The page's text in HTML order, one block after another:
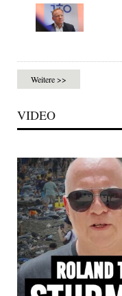
Weitere >>
VIDEO